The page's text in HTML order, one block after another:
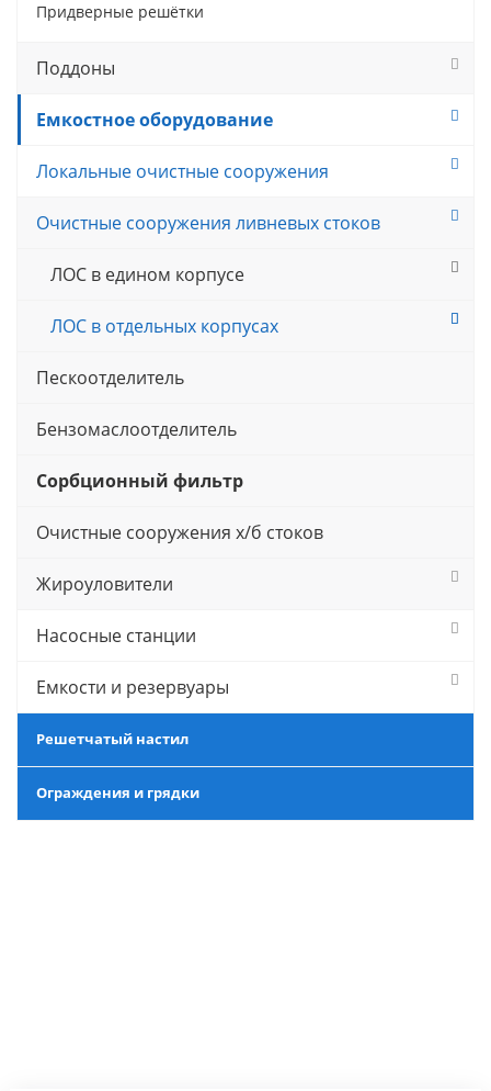
Придверные решётки
Поддоны
Емкостное оборудование
Локальные очистные сооружения
Очистные сооружения ливневых стоков
ЛОС в едином корпусе
ЛОС в отдельных корпусах
Пескоотделитель
Бензомаслоотделитель
Сорбционный фильтр
Очистные сооружения х/б стоков
Жироуловители
Насосные станции
Емкости и резервуары
Решетчатый настил
Ограждения и грядки